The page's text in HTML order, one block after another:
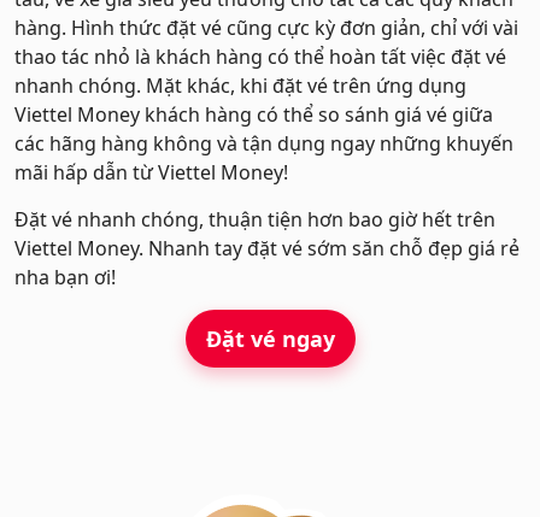
hàng. Hình thức đặt vé cũng cực kỳ đơn giản, chỉ với vài
thao tác nhỏ là khách hàng có thể hoàn tất việc đặt vé
nhanh chóng. Mặt khác, khi đặt vé trên ứng dụng
Viettel Money khách hàng có thể so sánh giá vé giữa
các hãng hàng không và tận dụng ngay những khuyến
mãi hấp dẫn từ Viettel Money!
Đặt vé nhanh chóng, thuận tiện hơn bao giờ hết trên
Viettel Money. Nhanh tay đặt vé sớm săn chỗ đẹp giá rẻ
nha bạn ơi!
Đặt vé ngay